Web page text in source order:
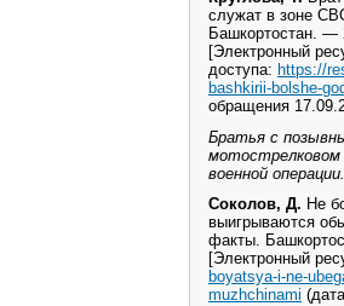
служат в зоне
Башкортостан.
[Электронный
доступа: https://
bashkirii-bolshe-
обращения
Братья с
мотострелковом
военной операции.
Соколов, Д. Не
выигрываются
факты.
[Электронный
boyatsya-i-ne-
muzhchinami